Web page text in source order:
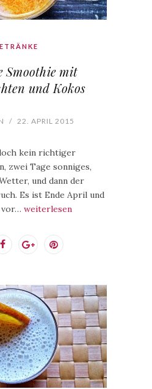
Smoothie mit
und Kokos
/ 22. APRIL 2015
kein richtiger
zwei Tage sonniges,
und dann der
Es ist Ende April und
vor… weiterlesen